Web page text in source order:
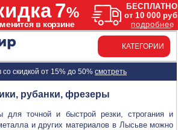
КАТЕГОРИИ
со скидкой от 15% до 50% смотреть
рубанки, фрезеры
для точной и быстрой резки, строгания и
и других материалов в Лысьве можно